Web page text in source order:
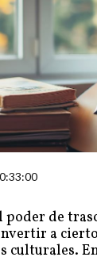
poder de
a
culturales.